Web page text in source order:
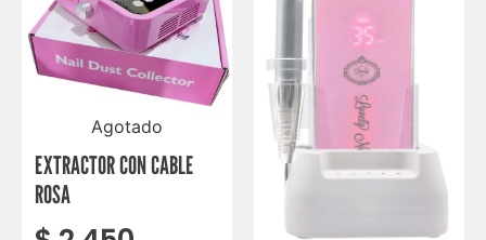
Agotado
EXTRACTOR CON CABLE
ROSA